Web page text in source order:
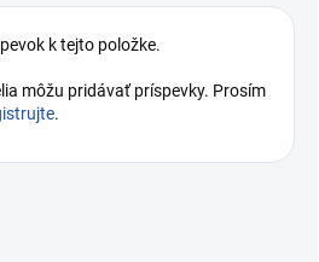
k tejto položke.
môžu pridávať príspevky. Prosím
.